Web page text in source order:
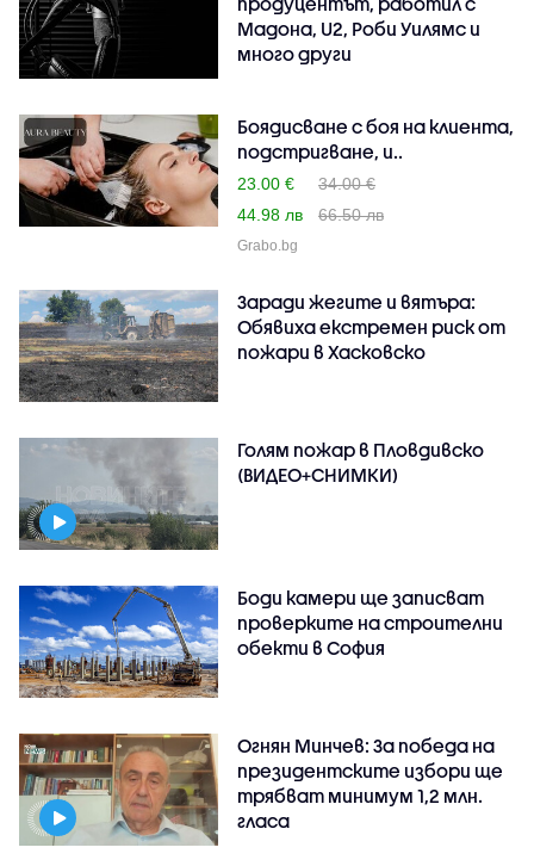
Мадона, U2, Роби Уилямс и
много други
Боядисване с боя на клиента,
подстригване, и..
23.00 €
34.00 €
44.98 лв
66.50 лв
Grabo.bg
Заради жегите и вятъра:
Обявиха екстремен риск от
пожари в Хасковско
Голям пожар в Пловдивско
(ВИДЕО+СНИМКИ)
Боди камери ще записват
проверките на строителни
обекти в София
Огнян Минчев: За победа на
президентските избори ще
трябват минимум 1,2 млн.
гласа